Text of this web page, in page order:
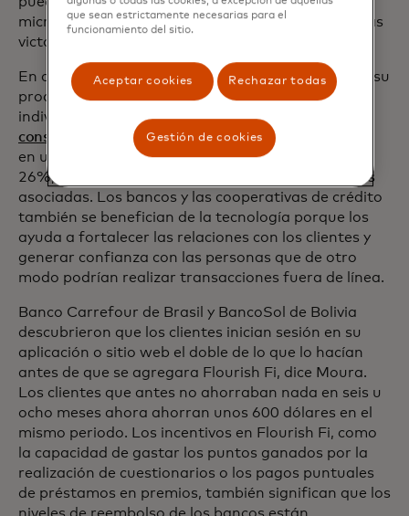
microdepósitos automáticamente en función de las
victorias de su equipo deportivo favorito.
En asociación con varios bancos, Flourish Fi lanzó su
producto en Brasil y en toda América Latina para
individuos en 2018. Luego de usar Flourish Fi,
consumidores aumentaron el valor de sus depósitos
en un 32% y sus pagos de facturas en línea en un
26%, y duplicaron el uso de aplicaciones bancarias
asociadas. Los bancos y las cooperativas de crédito
también se benefician de la tecnología porque los
ayuda a fortalecer las relaciones con los clientes y
generar confianza con las personas que de otro
modo podrían realizar transacciones fuera de línea.
Banco Carrefour de Brasil y BancoSol de Bolivia
descubrieron que los clientes inician sesión en su
aplicación o sitio web el doble de lo que lo hacían
antes de que se agregara Flourish Fi, dice Moura.
Los clientes que antes no ahorraban nada en seis u
ocho meses ahora ahorran unos 600 dólares en el
mismo periodo. Los incentivos en Flourish Fi, como
la capacidad de gastar los puntos ganados por la
realización de cuestionarios o los pagos puntuales
de préstamos en premios, también significan que los
que sean estrictamente necesarias para el
funcionamiento del sitio.
Aceptar cookies Rechazar todas
Gestión de cookies